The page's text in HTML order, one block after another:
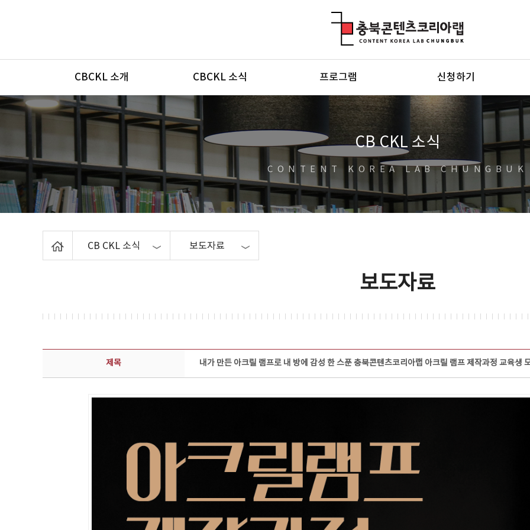
메뉴
CBCKL 소개 CBCKL 소식 프로그램 신청하기
CB CKL 소식
CONTENT KOREA LAB CHUNGBUK
CB CKL 소식 보도자료
보도자료
보도자료 상세보기 - 제목, 담당부서, 담당자, 담당연락처, 내용, 첨부파일 정보 제공
제목 내가 만든 아크릴 램프로 내 방에 감성 한 스푼 충북콘텐츠코리아랩 아크릴 램프 제작과정 교육생